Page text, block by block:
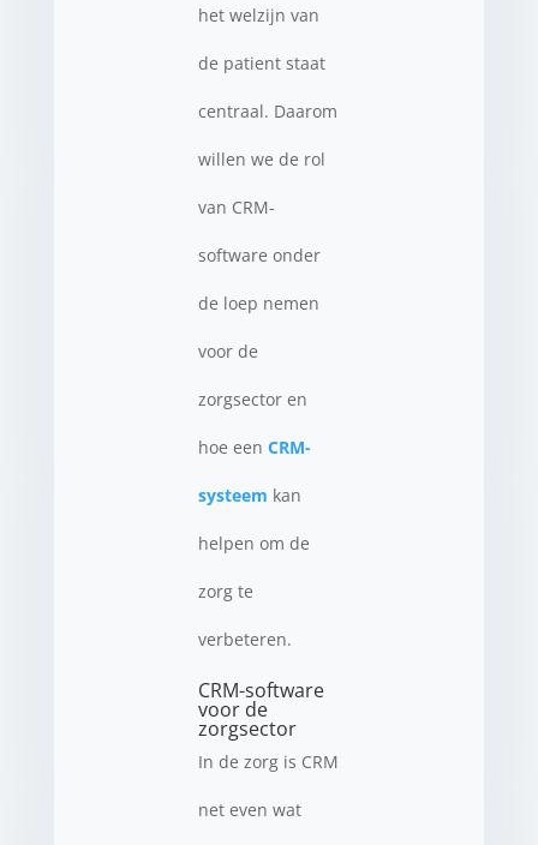
het welzijn van
de patient staat
centraal. Daarom
willen we de rol
van CRM-
software onder
de loep nemen
voor de
zorgsector en
hoe een CRM-
systeem kan
helpen om de
zorg te
verbeteren.
CRM-software
voor de
zorgsector
In de zorg is CRM
net even wat